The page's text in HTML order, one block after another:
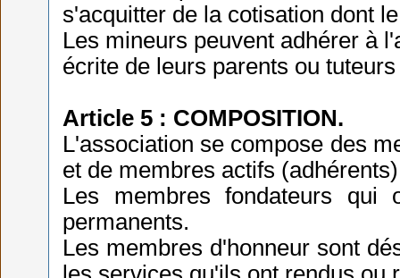
s'acquitter de la cotisation dont
Les mineurs peuvent adhérer à
écrite de leurs parents ou
Article 5 : COMPOSITION.
L'association se compose des
et de membres actifs
Les membres fondateurs qui
permanents.
Les membres d'honneur sont